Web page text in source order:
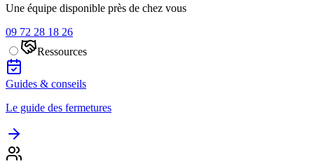
Une équipe disponible près de chez vous
09 72 28 18 26
Ressources
Guides & conseils
Le guide des fermetures